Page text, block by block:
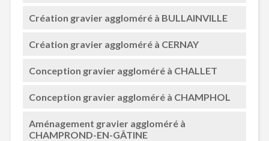
Création gravier aggloméré à BULLAINVILLE
Création gravier aggloméré à CERNAY
Conception gravier aggloméré à CHALLET
Conception gravier aggloméré à CHAMPHOL
Aménagement gravier aggloméré à
CHAMPROND-EN-GÂTINE